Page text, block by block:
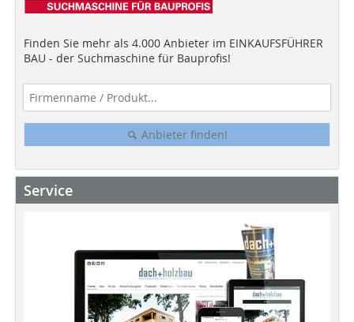
Finden Sie mehr als 4.000 Anbieter im EINKAUFSFÜHRER
BAU - der Suchmaschine für Bauprofis!
Anbieter finden!
Service